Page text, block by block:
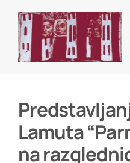
content
Lamuta
na